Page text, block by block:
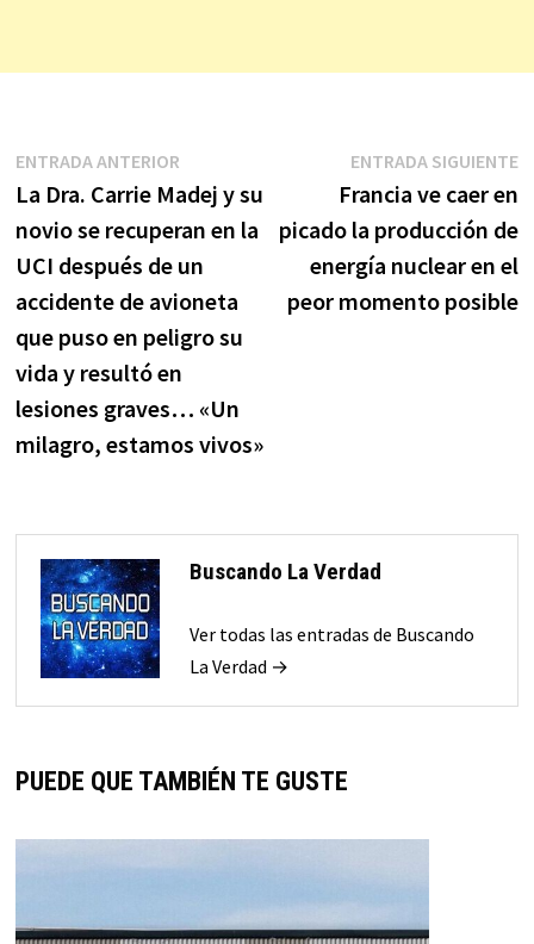
Navegación
de
entradas
ENTRADA ANTERIOREntrada
anterior:
La Dra. Carrie Madej y su
novio se recuperan en la
UCI después de un
accidente de avioneta
que puso en peligro su
vida y resultó en
lesiones graves… «Un
milagro, estamos vivos»
ENTRADA SIGUIENTE
Francia ve caer en
picado la producción de
energía nuclear en el
peor momento posible
Buscando La Verdad
Ver todas las entradas de Buscando
La Verdad →
PUEDE QUE TAMBIÉN TE GUSTE